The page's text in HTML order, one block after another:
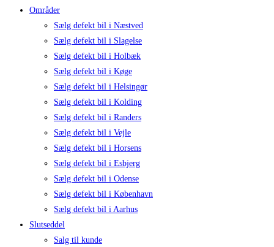
Områder
Sælg defekt bil i Næstved
Sælg defekt bil i Slagelse
Sælg defekt bil i Holbæk
Sælg defekt bil i Køge
Sælg defekt bil i Helsingør
Sælg defekt bil i Kolding
Sælg defekt bil i Randers
Sælg defekt bil i Vejle
Sælg defekt bil i Horsens
Sælg defekt bil i Esbjerg
Sælg defekt bil i Odense
Sælg defekt bil i København
Sælg defekt bil i Aarhus
Slutseddel
Salg til kunde